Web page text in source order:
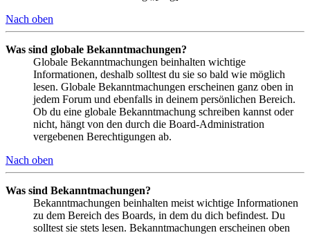
Nach oben
Was sind globale Bekanntmachungen?
Globale Bekanntmachungen beinhalten wichtige
Informationen, deshalb solltest du sie so bald wie möglich
lesen. Globale Bekanntmachungen erscheinen ganz oben in
jedem Forum und ebenfalls in deinem persönlichen Bereich.
Ob du eine globale Bekanntmachung schreiben kannst oder
nicht, hängt von den durch die Board-Administration
vergebenen Berechtigungen ab.
Nach oben
Was sind Bekanntmachungen?
Bekanntmachungen beinhalten meist wichtige Informationen
zu dem Bereich des Boards, in dem du dich befindest. Du
solltest sie stets lesen. Bekanntmachungen erscheinen oben